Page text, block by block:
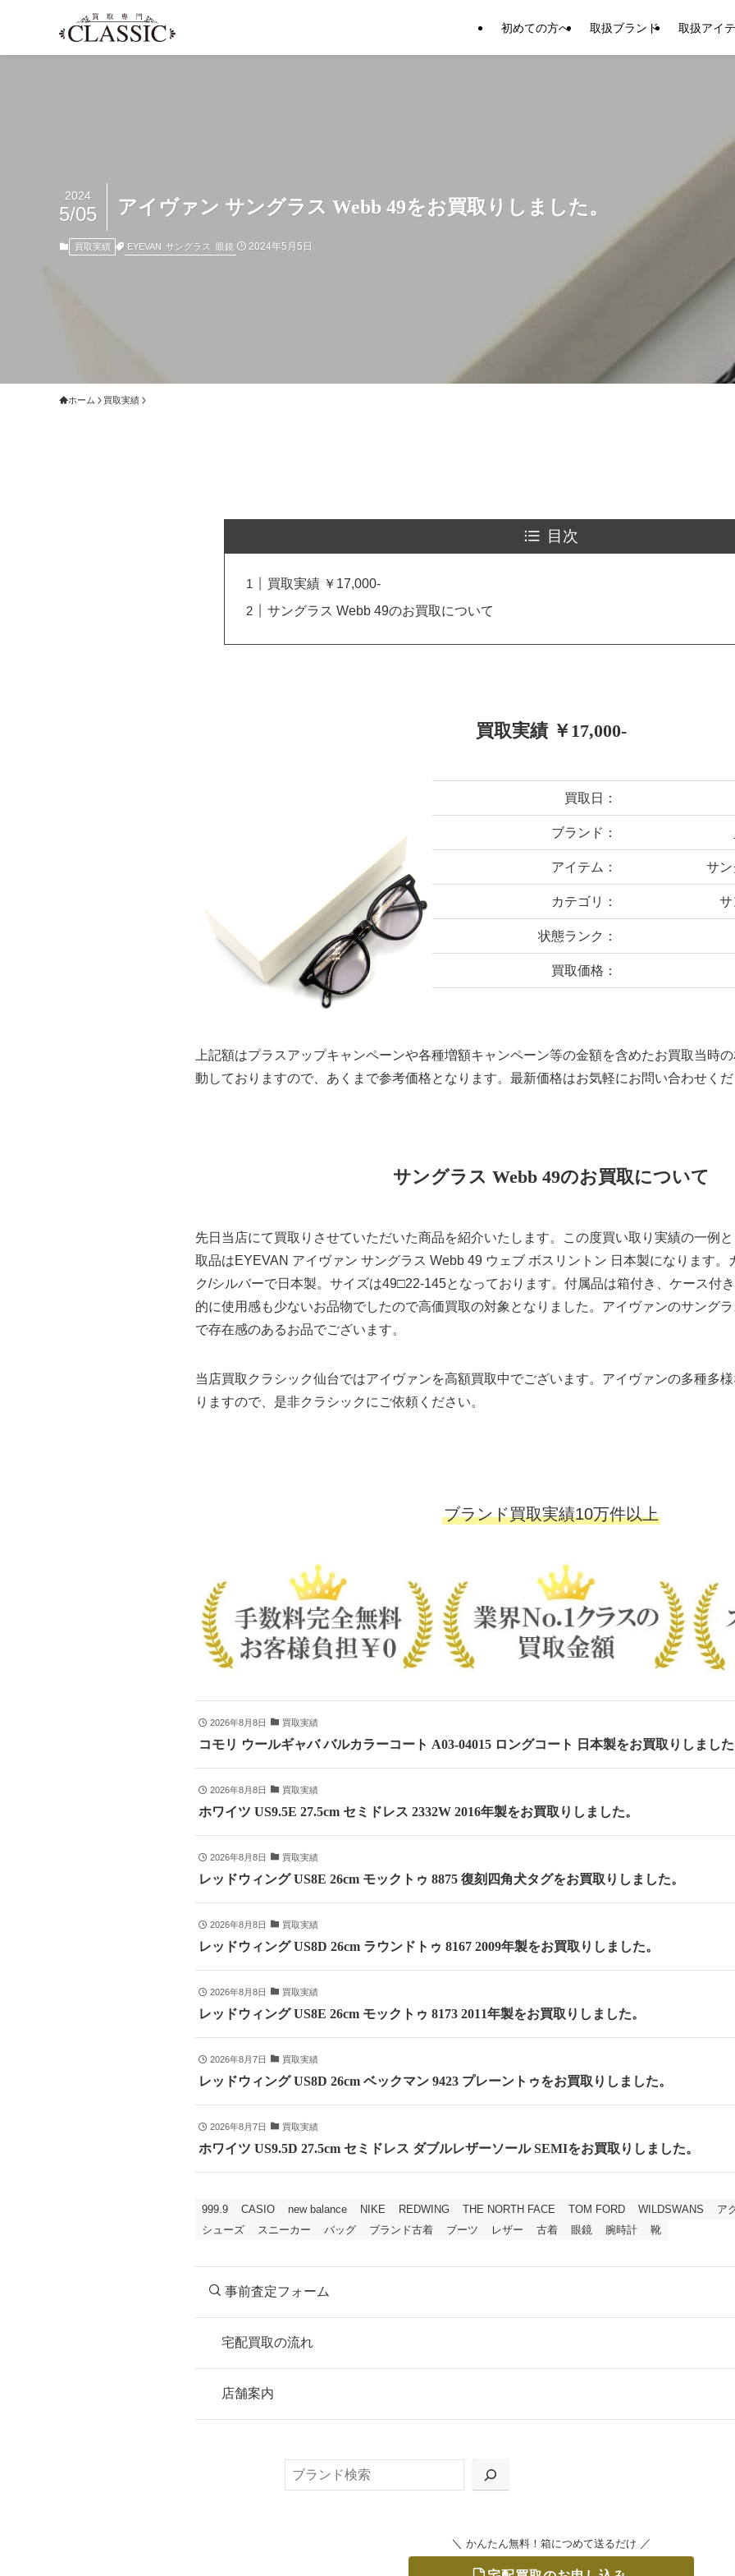
初めての方へ 取扱ブランド 取扱アイ
アイヴァン サングラス Webb 49をお買取りしました。
2024
5/05
買取実績 EYEVAN サングラス 眼鏡 2024年5月5日
ホーム 買取実績
目次
買取実績 ￥17,000-
サングラス Webb 49のお買取について
買取実績 ￥17,000-
買取日：
ブランド：
アイテム： サ
カテゴリ： サ
状態ランク：
買取価格：
上記額はプラスアップキャンペーンや各種増額キャンペーン等の金額を含めたお買取当時
動しておりますので、あくまで参考価格となります。最新価格はお気軽にお問い合わせく
サングラス Webb 49のお買取について
先日当店にて買取りさせていただいた商品を紹介いたします。この度買い取り実績の一例
取品はEYEVAN アイヴァン サングラス Webb 49 ウェブ ボスリントン 日本製になります
ク/シルバーで日本製。サイズは49□22-145となっております。付属品は箱付き、ケース付
的に使用感も少ないお品物でしたので高価買取の対象となりました。アイヴァンのサング
で存在感のあるお品でございます。
当店買取クラシック仙台ではアイヴァンを高額買取中でございます。アイヴァンの多種多
りますので、是非クラシックにご依頼ください。
ブランド買取実績10万件以上
2026年8月8日 買取実績
コモリ ウールギャバ バルカラーコート A03-04015 ロングコート 日本製をお買取りしまし
2026年8月8日 買取実績
ホワイツ US9.5E 27.5cm セミドレス 2332W 2016年製をお買取りしました。
2026年8月8日 買取実績
レッドウィング US8E 26cm モックトゥ 8875 復刻四角犬タグをお買取りしました。
2026年8月8日 買取実績
レッドウィング US8D 26cm ラウンドトゥ 8167 2009年製をお買取りしました。
2026年8月8日 買取実績
レッドウィング US8E 26cm モックトゥ 8173 2011年製をお買取りしました。
2026年8月7日 買取実績
レッドウィング US8D 26cm ベックマン 9423 プレーントゥをお買取りしました。
2026年8月7日 買取実績
ホワイツ US9.5D 27.5cm セミドレス ダブルレザーソール SEMIをお買取りしました。
999.9 CASIO new balance NIKE REDWING THE NORTH FACE TOM FORD WILDSWANS
ア
シューズ
スニーカー バッグ ブランド古着 ブーツ レザー 古着 眼鏡 腕時計 靴
事前査定フォーム
宅配買取の流れ
お申込み
または梱包材不要の「集荷申込」からお選びいただけます。
店舗案内
＼ かんたん無料！箱につめて送るだけ ／